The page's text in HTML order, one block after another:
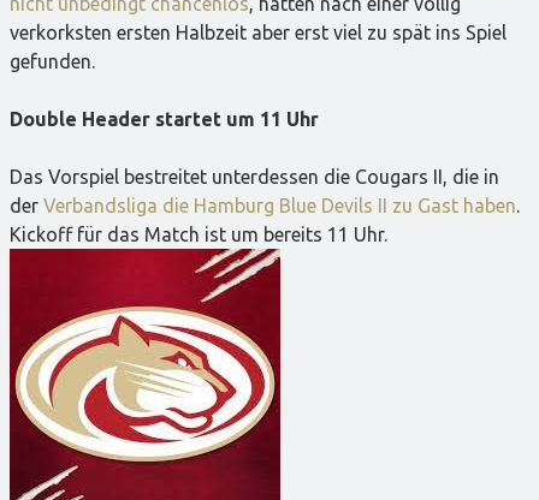
verkorksten ersten Halbzeit aber erst viel zu spät ins Spiel
gefunden.
Double Header startet um 11 Uhr
Das Vorspiel bestreitet unterdessen die Cougars II, die in
der Verbandsliga die Hamburg Blue Devils II zu Gast haben.
Kickoff für das Match ist um bereits 11 Uhr.